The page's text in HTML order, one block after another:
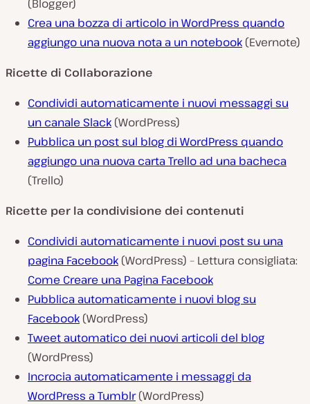
(Blogger)
Crea una bozza di articolo in WordPress quando
aggiungo una nuova nota a un notebook (Evernote)
Ricette di Collaborazione
Condividi automaticamente i nuovi messaggi su
un canale Slack (WordPress)
Pubblica un post sul blog di WordPress quando
aggiungo una nuova carta Trello ad una bacheca
(Trello)
Ricette per la condivisione dei contenuti
Condividi automaticamente i nuovi post su una
pagina Facebook (WordPress) – Lettura consigliata:
Come Creare una Pagina Facebook
Pubblica automaticamente i nuovi blog su
Facebook (WordPress)
Tweet automatico dei nuovi articoli del blog
(WordPress)
Incrocia automaticamente i messaggi da
WordPress a Tumblr(WordPress)